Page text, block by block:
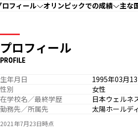
ロフィール オリンピックでの成績 主な
プロフィール
PROFILE
生年月日
1995年03月
性別
女性
在学校名／最終学歴
日本ウェルネ
勤務先／所属先
太陽ホールデ
2021年7月23日時点